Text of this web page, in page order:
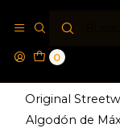
0
Original
Algodón de